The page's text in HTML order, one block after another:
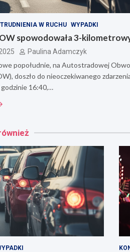
W RUCHU WYPADKI
spowodowała 3-
Paulina Adamczyk
popołudnie, na Autostradowej
doszło do nieoczekiwanego
16:40,…